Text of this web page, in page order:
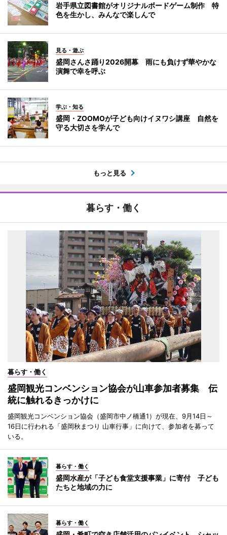
岩手県立図書館がオリジナルボードゲーム制作 特
色を生かし、みんなで楽しんで
見る・遊ぶ
盛岡さんさ踊り2026開幕 雨にも負けず華やかな
演舞で幸を呼ぶ
学ぶ・知る
盛岡・ZOOMOが子ども向けイヌワシ講座 自然を
守る大切さを学んで
もっと見る
暮らす・働く
暮らす・働く
盛岡観光コンベンション協会が山車参加者募集 伝
統に触れるきっかけに
盛岡観光コンベンション協会（盛岡市中ノ橋通1）が現在、9月14日～
16日に行われる「盛岡秋まつり 山車行事」に向けて、参加者を募って
いる。
暮らす・働く
盛岡水産が「子ども食堂支援事業」に寄付 子ども
たちと地域の力に
暮らす・働く